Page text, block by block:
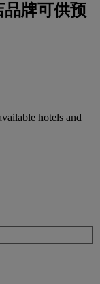
品牌可供预
hotels and